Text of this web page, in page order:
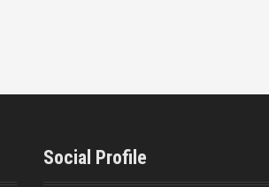
Social Profile